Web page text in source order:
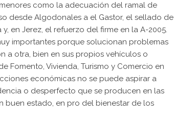
como la adecuación del ramal de
desde Algodonales a el Gastor, el sellado de
en Jerez, el refuerzo del firme en la A-2005.
importantes porque solucionan problemas
a otra, bien en sus propios vehículos o
Fomento, Vivienda, Turismo y Comercio en
económicas no se puede aspirar a
o desperfecto que se producen en las
buen estado, en pro del bienestar de los